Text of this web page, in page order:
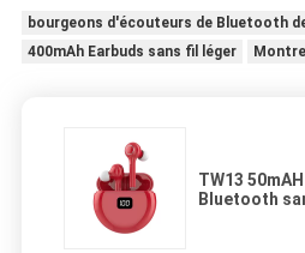
bourgeons d'écouteurs de Bluetooth
400mAh Earbuds sans fil léger
TW13
Bluetooth